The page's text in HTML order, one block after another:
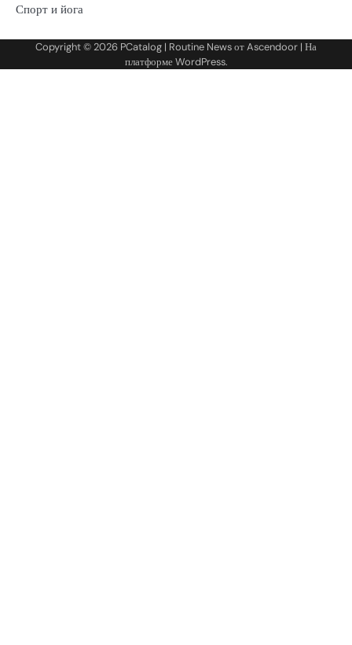
Спорт и йога
Copyright © 2026 PCatalog | Routine News отAscendoor | На
платформеWordPress.